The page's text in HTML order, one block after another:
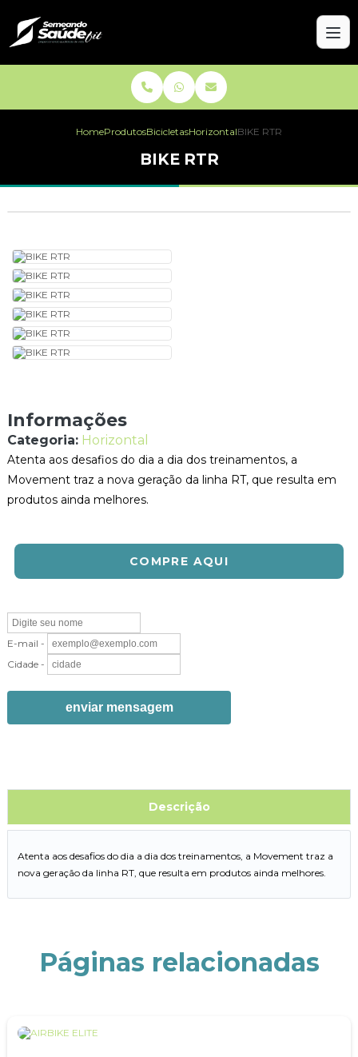
HomeProdutosBicicletasHorizontalBIKE RTR
BIKE RTR
Informações
Categoria: Horizontal
Atenta aos desafios do dia a dia dos treinamentos, a
Movement traz a nova geração da linha RT, que resulta em
produtos ainda melhores.
COMPRE AQUI
E-mail -
Cidade -
enviar mensagem
Descrição
Atenta aos desafios do dia a dia dos treinamentos, a Movement traz a
nova geração da linha RT, que resulta em produtos ainda melhores.
Páginas relacionadas